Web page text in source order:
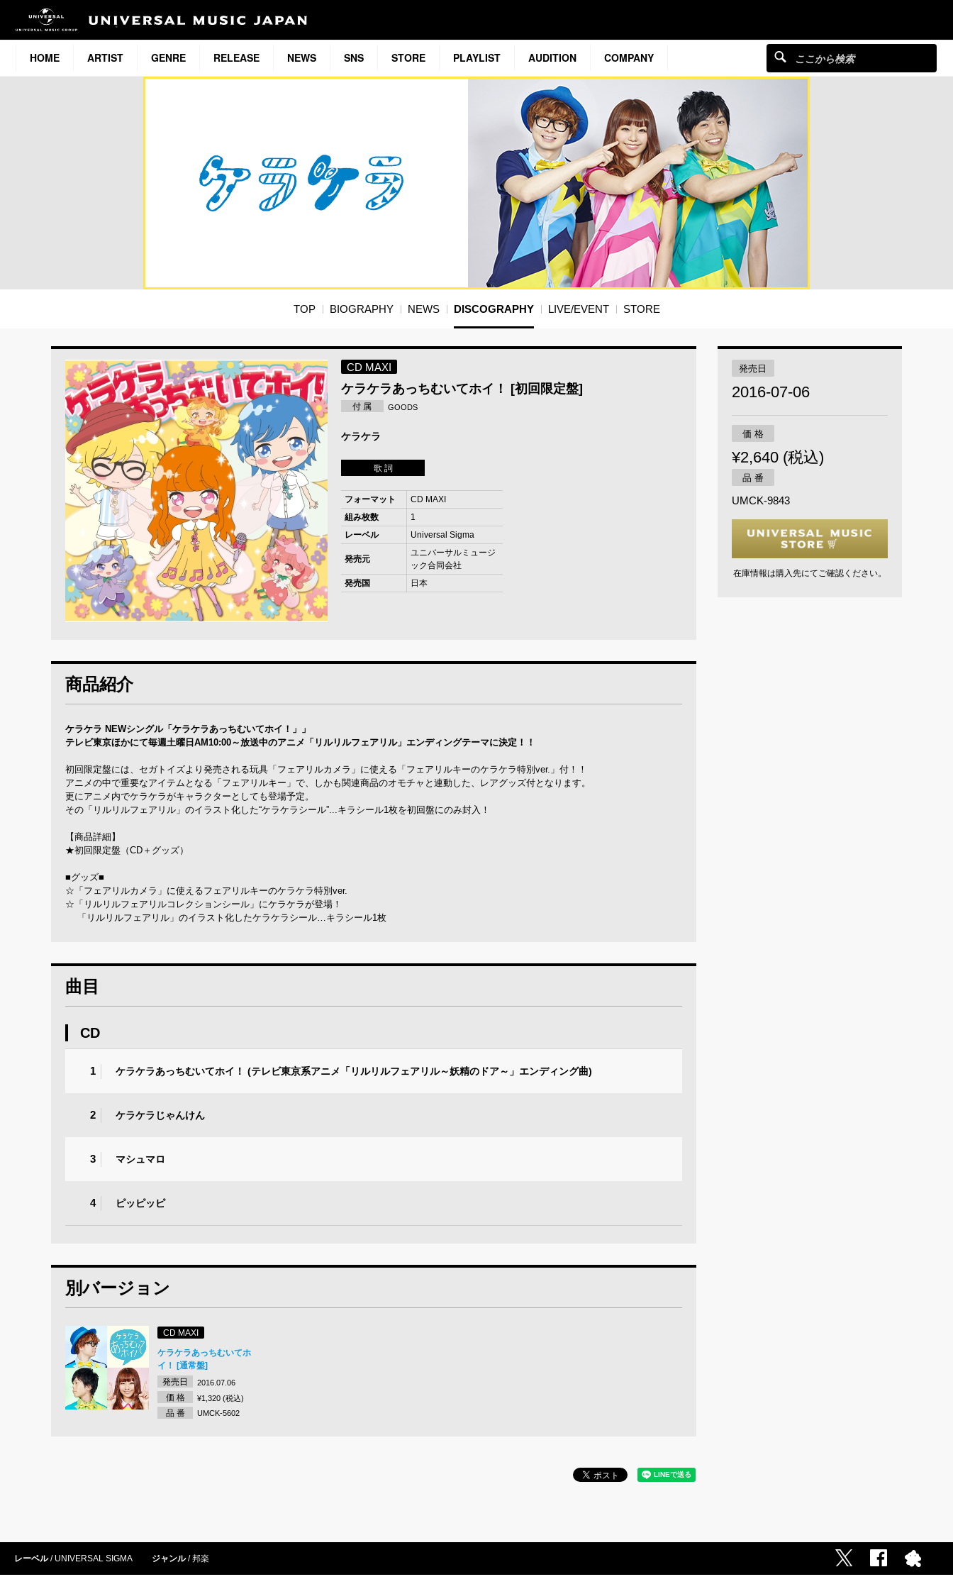
HOME ARTIST GENRE RELEASE NEWS SNS STORE PLAYLIST AUDITION COMPANY
TOP BIOGRAPHY NEWS DISCOGRAPHY LIVE/EVENT STORE
CD MAXI
ケラケラあっちむいてホイ！ [初回限定盤]
付 属 GOODS
ケラケラ
歌 詞
フォーマット
CD MAXI
組み枚数
1
レーベル
Universal Sigma
発売元
ユニバーサルミュージ
ック合同会社
発売国
日本
商品紹介
ケラケラ NEWシングル「ケラケラあっちむいてホイ！」」
テレビ東京ほかにて毎週土曜日AM10:00～放送中のアニメ「リルリルフェアリル」エンディングテーマに決定！！
初回限定盤には、セガトイズより発売される玩具「フェアリルカメラ」に使える「フェアリルキーのケラケラ特別ver.」付！！
アニメの中で重要なアイテムとなる「フェアリルキー」で、しかも関連商品のオモチャと連動した、レアグッズ付となります。
更にアニメ内でケラケラがキャラクターとしても登場予定。
その「リルリルフェアリル」のイラスト化した“ケラケラシール”...キラシール1枚を初回盤にのみ封入！
【商品詳細】
★初回限定盤（CD＋グッズ）
■グッズ■
☆「フェアリルカメラ」に使えるフェアリルキーのケラケラ特別ver.
☆「リルリルフェアリルコレクションシール」にケラケラが登場！
「リルリルフェアリル」のイラスト化したケラケラシール…キラシール1枚
曲目
CD
1 ケラケラあっちむいてホイ！ (テレビ東京系アニメ「リルリルフェアリル～妖精のドア～」エンディング曲)
2 ケラケラじゃんけん
3 マシュマロ
4 ピッピッピ
別バージョン
CD MAXI
ケラケラあっちむいてホ
イ！ [通常盤]
発売日
2016.07.06
価 格 ¥1,320 (税込)
品 番 UMCK-5602
発売日
2016-07-06
価 格
¥2,640 (税込)
品 番
UMCK-9843
在庫情報は購入先にてご確認ください。
レーベル UNIVERSAL SIGMA ジャンル 邦楽